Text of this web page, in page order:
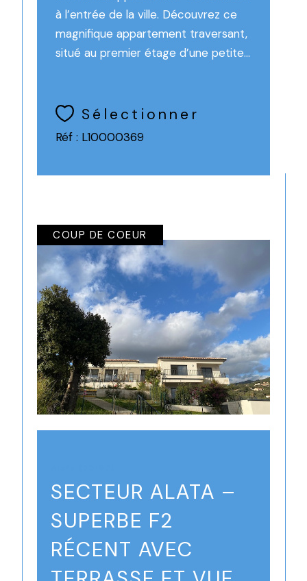
à l’entrée de la ville. Découvrez ce
magnifique appartement traversant,
situé au premier étage d’une petite...
Sélectionner
Réf : L10000369
SECTEUR ALATA –
SUPERBE F2
RÉCENT AVEC
COUP DE COEUR